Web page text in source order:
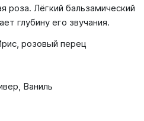
роза. Лёгкий бальзамический
глубину его звучания.
розовый перец
Ваниль